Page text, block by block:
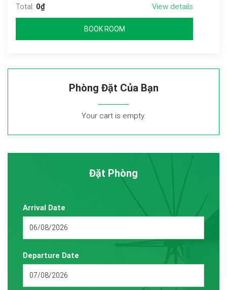
Total: 0₫ View details
BOOK ROOM
Phòng Đặt Của Bạn
Your cart is empty.
Đặt Phòng
Arrival Date
Departure Date